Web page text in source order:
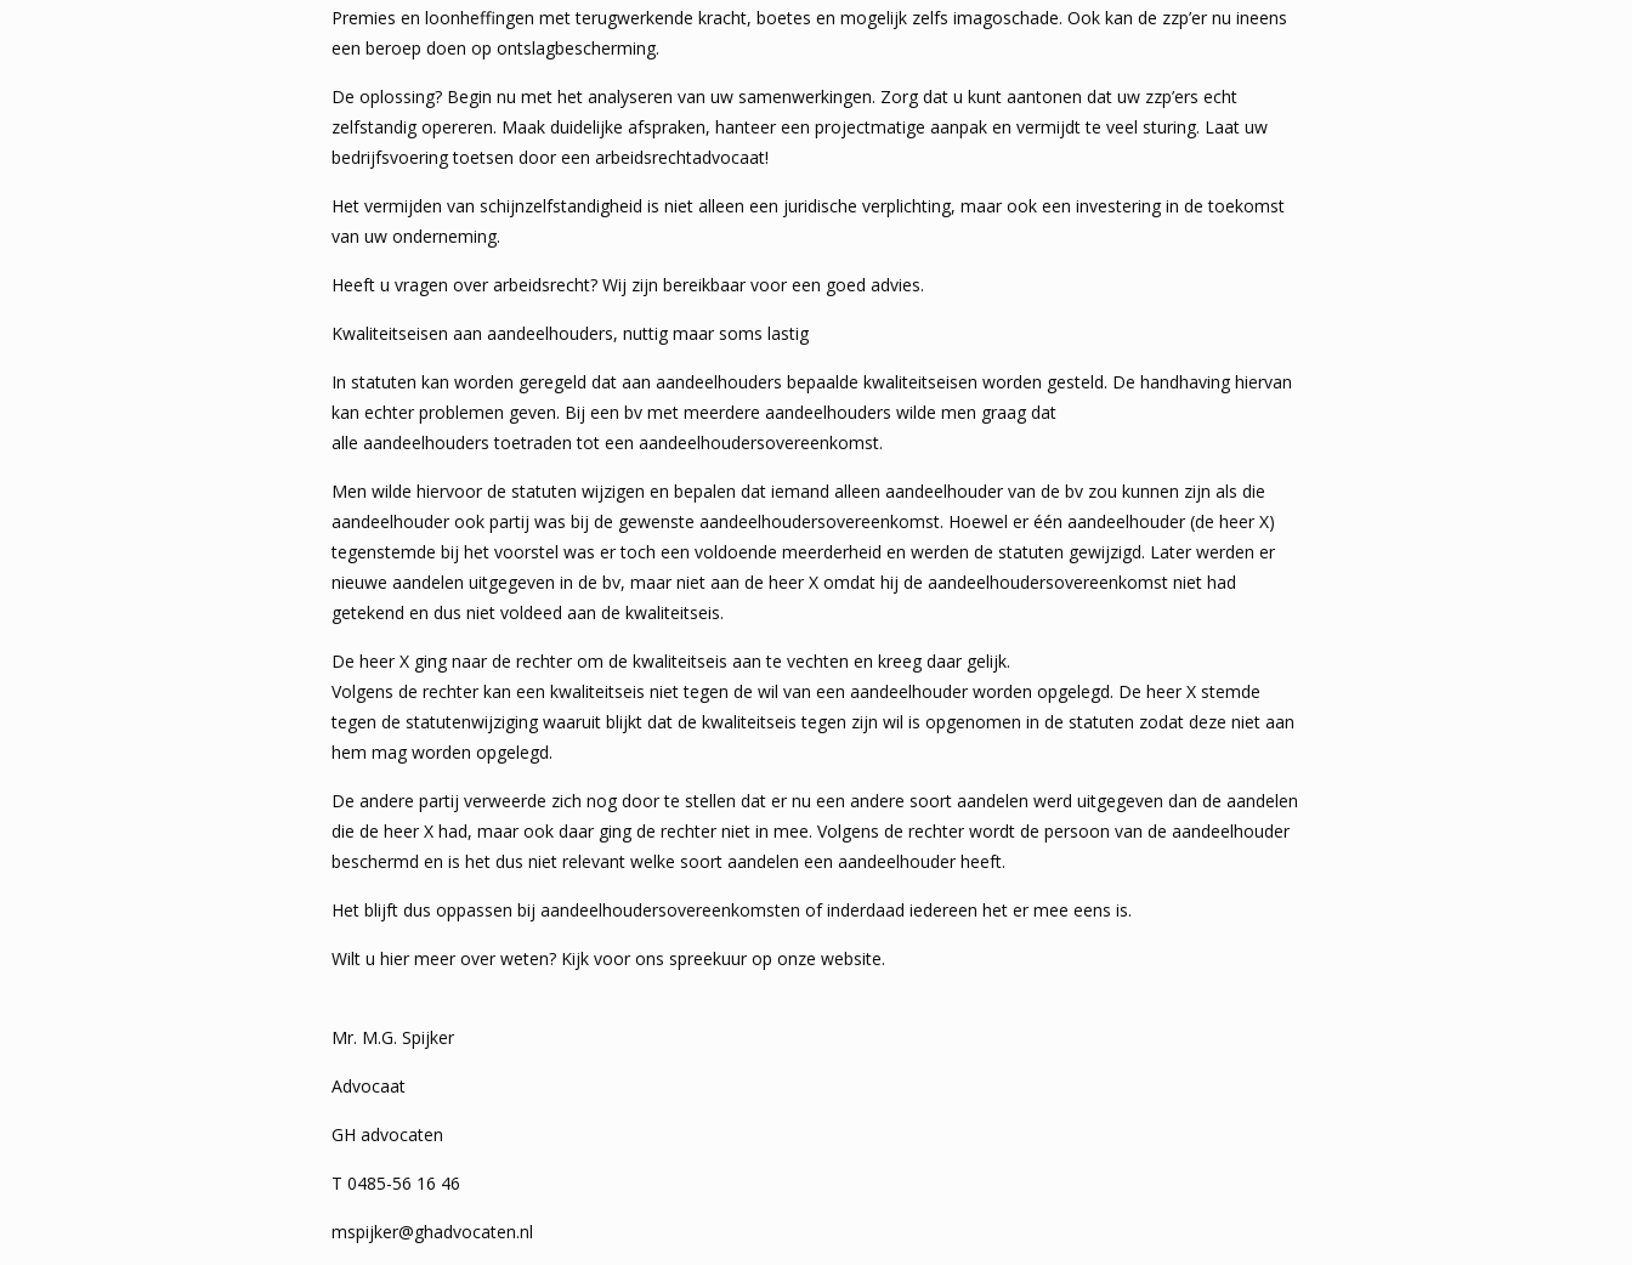
Premies en loonheffingen met terugwerkende kracht, boetes en mogelijk zelfs imagoschade. Ook kan de zzp’er nu ineens
een beroep doen op ontslagbescherming.
De oplossing? Begin nu met het analyseren van uw samenwerkingen. Zorg dat u kunt aantonen dat uw zzp’ers echt
zelfstandig opereren. Maak duidelijke afspraken, hanteer een projectmatige aanpak en vermijdt te veel sturing. Laat uw
bedrijfsvoering toetsen door een arbeidsrechtadvocaat!
Het vermijden van schijnzelfstandigheid is niet alleen een juridische verplichting, maar ook een investering in de toekomst
van uw onderneming.
Heeft u vragen over arbeidsrecht? Wij zijn bereikbaar voor een goed advies.
Kwaliteitseisen aan aandeelhouders, nuttig maar soms lastig
In statuten kan worden geregeld dat aan aandeelhouders bepaalde kwaliteitseisen worden gesteld. De handhaving hiervan
kan echter problemen geven. Bij een bv met meerdere aandeelhouders wilde men graag dat
alle aandeelhouders toetraden tot een aandeelhouders­overeenkomst.
Men wilde hiervoor de statuten wijzigen en bepalen dat iemand alleen aandeelhouder van de bv zou kunnen zijn als die
aandeelhouder ook partij was bij de gewenste aandeelhouders­­overeenkomst. Hoewel er één aandeelhouder (de heer X)
tegenstemde bij het voorstel was er toch een voldoende meerderheid en werden de statuten gewijzigd. Later werden er
nieuwe aandelen uitgegeven in de bv, maar niet aan de heer X omdat hij de aandeelhoudersovereenkomst niet had
getekend en dus niet voldeed aan de kwaliteitseis.
De heer X ging naar de rechter om de kwaliteits­eis aan te vechten en kreeg daar gelijk.
Volgens de rechter kan een kwaliteitseis niet tegen de wil van een aandeelhouder worden opgelegd. De heer X stemde
tegen de statutenwijziging waaruit blijkt dat de kwaliteitseis tegen zijn wil is opgenomen in de statuten zodat deze niet aan
hem mag worden opgelegd.
De andere partij verweerde zich nog door te stellen dat er nu een andere soort aandelen werd uitgegeven dan de aandelen
die de heer X had, maar ook daar ging de rechter niet in mee. Volgens de rechter wordt de persoon van de aandeelhouder
beschermd en is het dus niet relevant welke soort aandelen een aandeelhouder heeft.
Het blijft dus oppassen bij aandeelhoudersovereenkomsten of inderdaad iedereen het er mee eens is.
Wilt u hier meer over weten? Kijk voor ons spreekuur op onze website.
Mr. M.G. Spijker
Advocaat
GH advocaten
T 0485-56 16 46
mspijker@ghadvocaten.nl